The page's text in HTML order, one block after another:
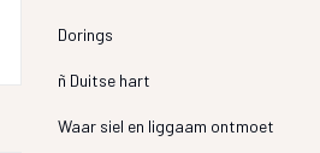
Dorings
ñ Duitse hart
Waar siel en liggaam ontmoet